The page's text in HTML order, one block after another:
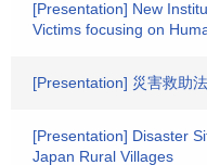
[Presentation] New
Victims focusing on
[Presentation] 災害救助
[Presentation] Disaster
Japan Rural Villages